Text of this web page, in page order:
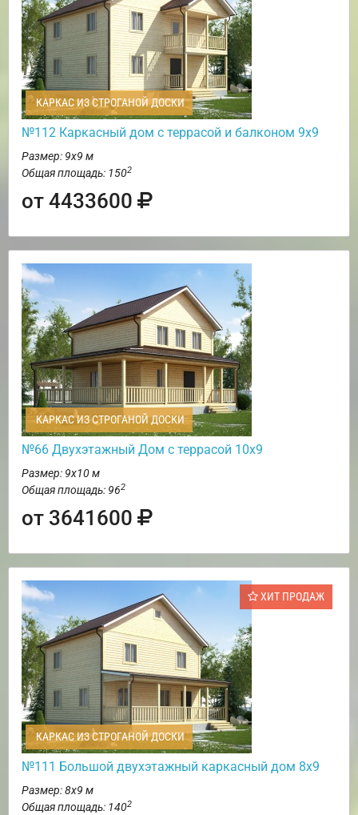
КАРКАС ИЗ СТРОГАНОЙ ДОСКИ
№112 Каркасный дом с террасой и балконом 9х9
Размер: 9х9 м
Общая площадь: 1502
от 4433600
КАРКАС ИЗ СТРОГАНОЙ ДОСКИ
№66 Двухэтажный Дом с террасой 10х9
Размер: 9х10 м
Общая площадь: 962
от 3641600
ХИТ ПРОДАЖ
КАРКАС ИЗ СТРОГАНОЙ ДОСКИ
№111 Большой двухэтажный каркасный дом 8х9
Размер: 8х9 м
Общая площадь: 1402